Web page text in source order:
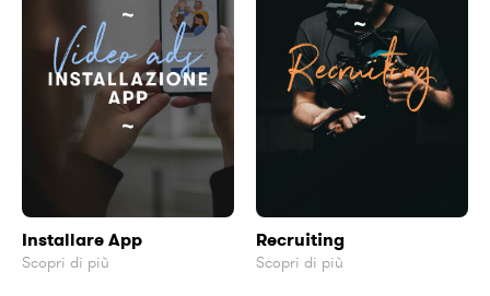
Installare App
Scopri di più
Recruiting
Scopri di più